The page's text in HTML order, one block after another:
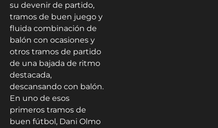
su devenir de partido,
tramos de buen juego y
fluida combinación de
balón con ocasiones y
otros tramos de partido
de una bajada de ritmo
destacada,
descansando con balón.
En uno de esos
primeros tramos de
buen fútbol, Dani Olmo